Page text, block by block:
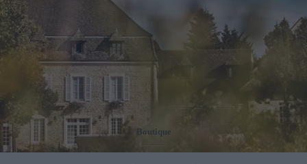
Boutique